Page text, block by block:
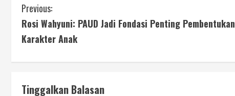
Previous:
Rosi Wahyuni: PAUD Jadi Fondasi Penting Pembentukan
Karakter Anak
Tinggalkan Balasan